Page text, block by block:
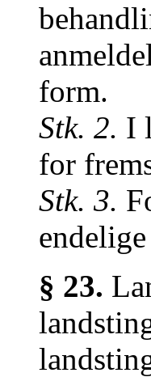
form.
Stk. 2. I
for
Stk. 3.
§ 23.